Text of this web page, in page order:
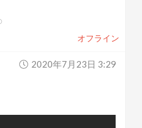
オフライン
2020年7月23日 3:29